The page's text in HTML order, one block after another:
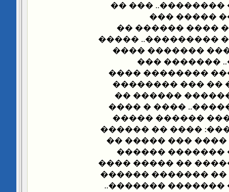
������ �� �����
���
�������
���� ����������
�� ���� ��� ��
���� ����
�������� ���
��� �� ���
������ ��� ���
��� ���� ���
������ � ��� ��
�������.. ����
������� ������
����� �����
������� ���
������� ������
���� ������� ��